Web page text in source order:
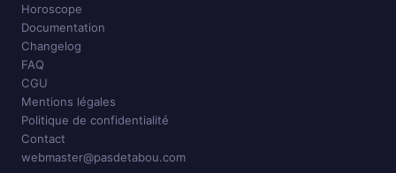
Horoscope
Documentation
Changelog
FAQ
CGU
Mentions légales
Politique de confidentialité
Contact
webmaster@pasdetabou.com